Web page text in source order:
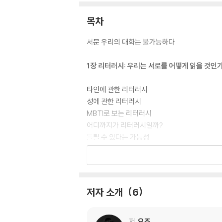
목차
서문 우리의 대화는 불가능하다
1장 리터러시: 우리는 서로를 어떻게 읽을 것인
타인에 관한 리터러시
성에 관한 리터러시
MBTI로 보는 리터러시
어디까지가 리터러시일까?
틀릴 수 있다는 가능성
남성이 여성을 성적으로 보는 건 본능적인가?
저자 소개 6